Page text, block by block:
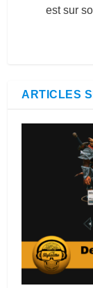
est sur
ARTICLES